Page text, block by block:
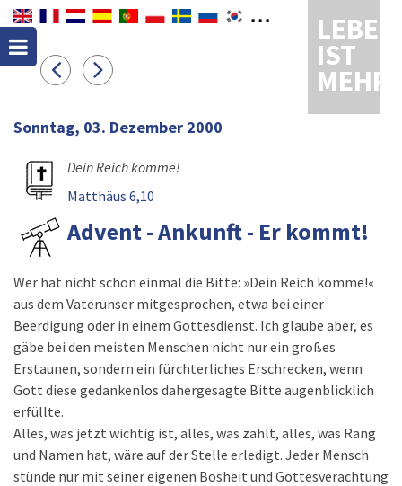
LEBEN
IST
MEHR
Sonntag, 03. Dezember 2000
Dein Reich komme!
Matthäus 6,10
Advent - Ankunft - Er kommt!
Wer hat nicht schon einmal die Bitte: »Dein Reich komme!«
aus dem Vaterunser mitgesprochen, etwa bei einer
Beerdigung oder in einem Gottesdienst. Ich glaube aber, es
gäbe bei den meisten Menschen nicht nur ein großes
Erstaunen, sondern ein fürchterliches Erschrecken, wenn
Gott diese gedankenlos dahergesagte Bitte augenblicklich
erfüllte.
Alles, was jetzt wichtig ist, alles, was zählt, alles, was Rang
und Namen hat, wäre auf der Stelle erledigt. Jeder Mensch
stünde nur mit seiner eigenen Bosheit und Gottesverachtung